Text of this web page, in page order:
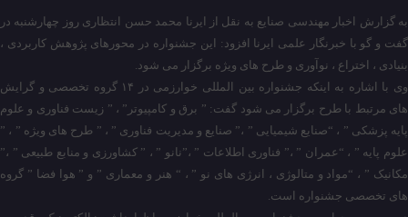
به گزارش اخبار مهندسی صنایع به نقل از ایرنا محمد حسن انتظاری روز چهارشنبه در
گفت و گو با خبرنگار علمی ایرنا افزود: این جشنواره در محورهای پژوهش کاربردی ،
بنیادی ، اختراع ، نوآوری و طرح های ویژه برگزار می شود.
وی با اشاره به اینکه جشنواره بین المللی خوارزمی در ۱۴ گروه تخصصی و گرایش
های مرتبط با طرح برگزار می شود گفت: ” برق و کامپیوتر” ، ” زیست فناوری و علوم
پایه پزشکی ” ، “‌صنایع شیمیایی ” ،‌” صنایع و مدیریت فناوری ” ، ‌” طرح های ویژه ” ، ”
علوم پایه ” ، “‌عمران ” ،‌” فناوری اطلاعات ” ،‌”‌نانو ” ، ” کشاورزی و منابع طبیعی ” ،‌”
مکانیک ” ، “‌مواد و متالوژی ، انرژی های نو ” ، “‌ هنر و معماری ” و ” هوا فضا ” گروه
های تخصصی جشنواره است.